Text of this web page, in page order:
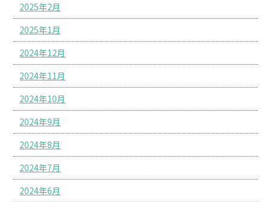
2025年2月
2025年1月
2024年12月
2024年11月
2024年10月
2024年9月
2024年8月
2024年7月
2024年6月